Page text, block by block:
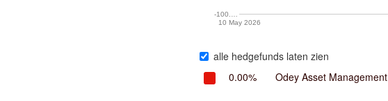
10 May 2026
-100.…
alle hedgefunds laten zien
0.00%
Odey Asset Management